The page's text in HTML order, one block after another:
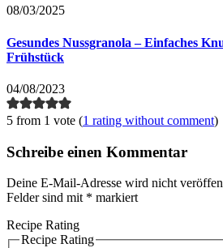
08/03/2025
Gesundes Nussgranola – Einfaches
Frühstück
04/08/2023
5 from 1 vote (1 rating without comment)
Schreibe einen Kommentar
Deine E-Mail-Adresse wird nicht
Felder sind mit * markiert
Recipe Rating
Recipe Rating